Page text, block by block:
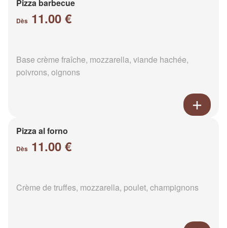
Pizza barbecue
Dès 11.00 €
Base crème fraîche, mozzarella, viande hachée,
poivrons, oignons
Pizza al forno
Dès 11.00 €
Crème de truffes, mozzarella, poulet, champignons